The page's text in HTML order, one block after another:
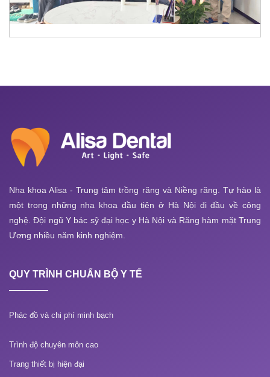
Nha khoa Alisa - Trung tâm trồng răng và Niềng răng. Tự hào là
một trong những nha khoa đầu tiên ở Hà Nội đi đầu về công
nghệ. Đội ngũ Y bác sỹ đại học y Hà Nội và Răng hàm mặt Trung
Ương nhiều năm kinh nghiệm.
QUY TRÌNH CHUẨN BỘ Y TẾ
Phác đồ và chi phí minh bạch
Trình độ chuyên môn cao
Trang thiết bị hiện đại